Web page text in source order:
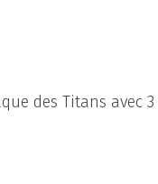
des Titans avec 3